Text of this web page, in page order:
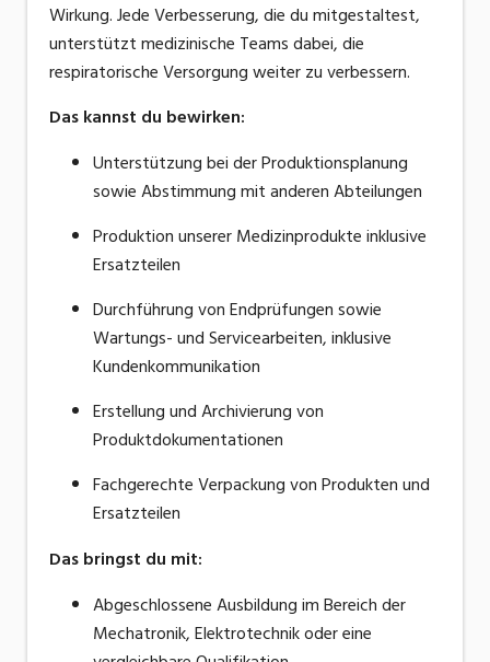
Wirkung. Jede Verbesserung, die du mitgestaltest,
unterstützt medizinische Teams dabei, die
respiratorische Versorgung weiter zu verbessern.
Das kannst du bewirken:
Unterstützung bei der Produktionsplanung
sowie Abstimmung mit anderen Abteilungen
Produktion unserer Medizinprodukte inklusive
Ersatzteilen
Durchführung von Endprüfungen sowie
Wartungs- und Servicearbeiten, inklusive
Kundenkommunikation
Erstellung und Archivierung von
Produktdokumentationen
Fachgerechte Verpackung von Produkten und
Ersatzteilen
Das bringst du mit:
Abgeschlossene Ausbildung im Bereich der
Mechatronik, Elektrotechnik oder eine